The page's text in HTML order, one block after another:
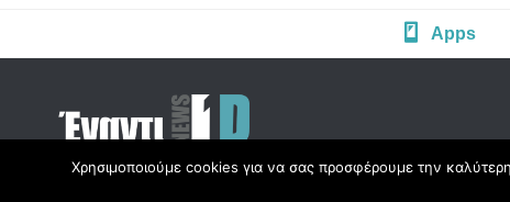
Apps
Copyright © Radio1d.gr 2012-2017 |
Χρησιμοποιούμε cookies για να σας προσφέρουμε την